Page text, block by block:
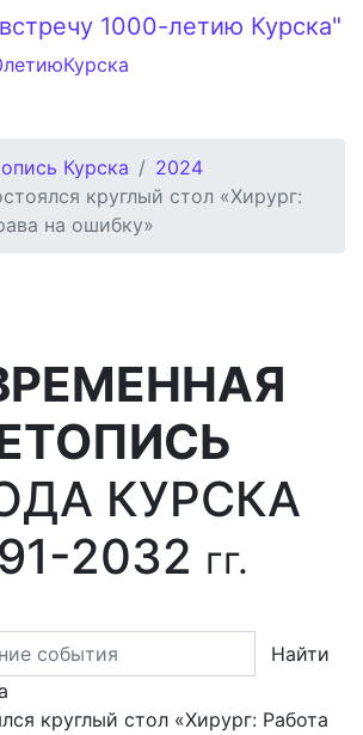
Курска
2024
круглый стол «Хирург:
на ошибку»
КУРСКА
2032 гг.
Найти
круглый стол «Хирург: Работа